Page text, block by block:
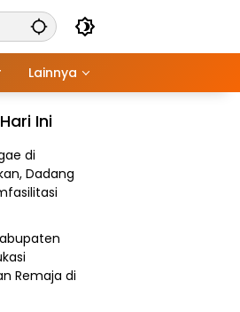
Lainnya
Ini
di
Dadang
Remaja di